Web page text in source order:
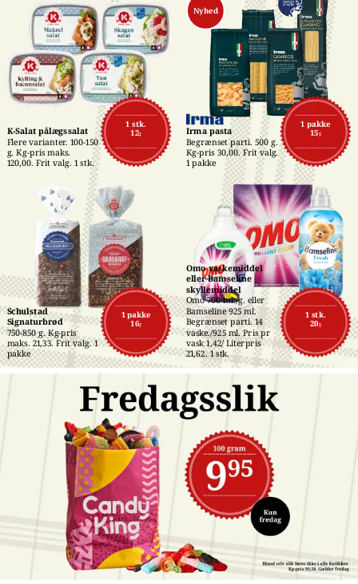
1 pakke
16,-
Schulstad
Signaturbrød
750-850 g. Kg-pris
maks. 21,33. Frit valg. 1
pakke
1 stk.
20,-
Omo vaskemiddel
eller Bamseline
skyllemiddel
Omo 700 ml./g. eller
Bamseline 925 ml.
Begrænset parti. 14
vaske./925 ml. Pris pr
vask 1,42/ Literpris
21,62. 1 stk.
1 stk.
12,-
K-Salat pålægssalat
Flere varianter. 100-150
g. Kg-pris maks.
120,00. Frit valg. 1 stk.
1 pakke
15,-
Nyhed
Irma pasta
Begrænset parti. 500 g.
Kg-pris 30,00. Frit valg.
1 pakke